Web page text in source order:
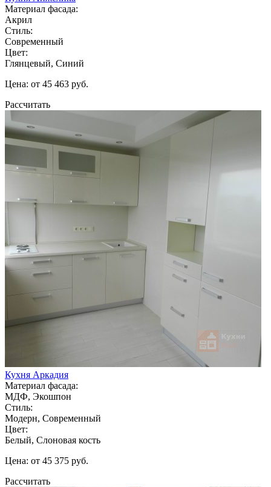
Материал фасада:
Акрил
Стиль:
Современный
Цвет:
Глянцевый, Синий
Цена: от 45 463 руб.
Рассчитать
Кухня Аркадия
Материал фасада:
МДФ, Экошпон
Стиль:
Модерн, Современный
Цвет:
Белый, Слоновая кость
Цена: от 45 375 руб.
Рассчитать